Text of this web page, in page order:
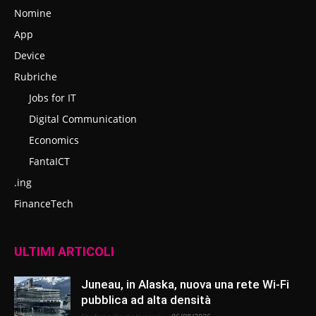
Nomine
App
Device
Rubriche
Jobs for IT
Digital Communication
Economics
FantaICT
.ing
FinanceTech
ULTIMI ARTICOLI
Juneau, in Alaska, nuova una rete Wi-Fi
pubblica ad alta densità